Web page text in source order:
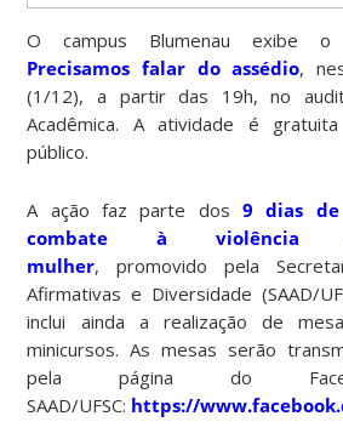
O campus Blumenau exibe o
Precisamos falar do assédio,
(1/12), a partir das 19h, no
Acadêmica. A atividade é
público.
A ação faz parte dos 9 dias
combate à violência
mulher, promovido pela
Afirmativas e Diversidade (SAAD/
inclui ainda a realização de
minicursos. As mesas serão
pela página do
SAAD/UFSC: https://